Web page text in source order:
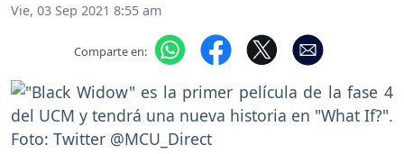
Vie, 03 Sep 2021 8:55 am
Comparte en: